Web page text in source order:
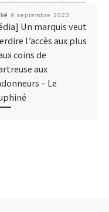
9 septembre 2023
Un marquis veut
l’accès aux plus
coins de
aux
– Le